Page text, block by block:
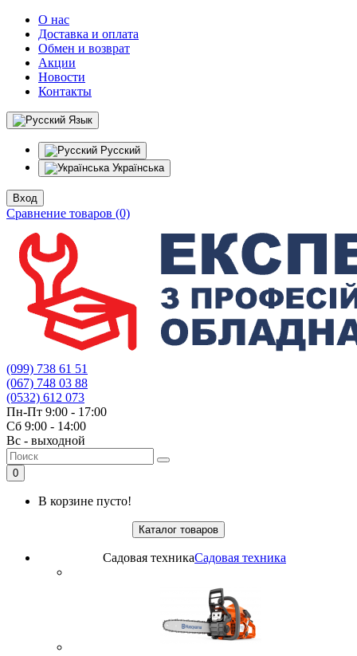
О нас
Доставка и оплата
Обмен и возврат
Акции
Новости
Контакты
Язык
Русский
Українська
Вход
Сравнение товаров (0)
(099) 738 61 51
(067) 748 03 88
(0532) 612 073
Пн-Пт 9:00 - 17:00
Сб 9:00 - 14:00
Вс - выходной
0
В корзине пусто!
Каталог товаров
Садовая техникаСадовая техника